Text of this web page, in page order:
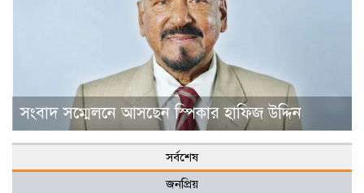
সংবাদ সম্মেলনে আসছেন স্পিকার হাফিজ উদ্দিন
সর্বশেষ
জনপ্রিয়